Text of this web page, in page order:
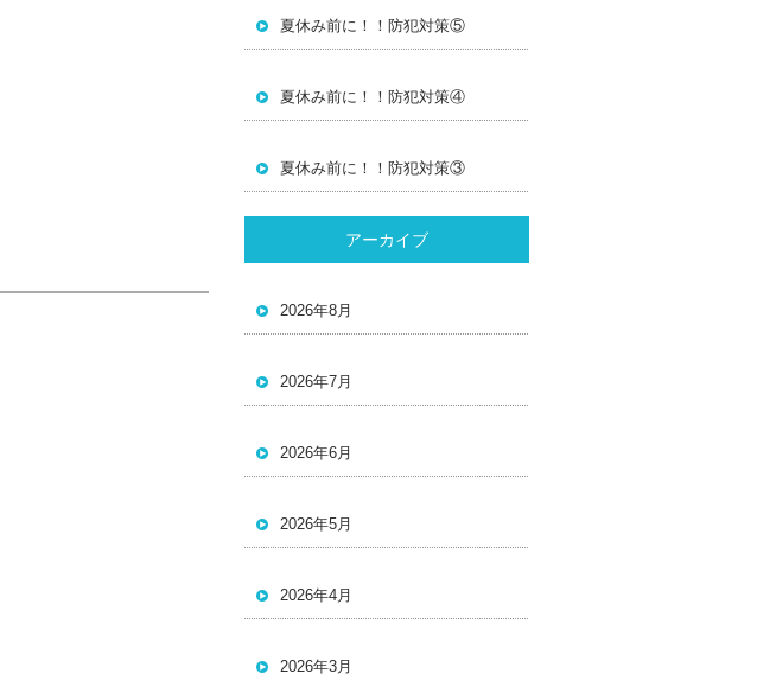
夏休み前に！！防犯対策⑤
夏休み前に！！防犯対策④
夏休み前に！！防犯対策③
アーカイブ
2026年8月
2026年7月
2026年6月
2026年5月
2026年4月
2026年3月